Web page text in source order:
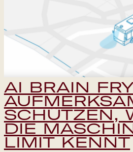
AI BRAIN
SCHÜTZEN,
DIE
LIMIT KENNT